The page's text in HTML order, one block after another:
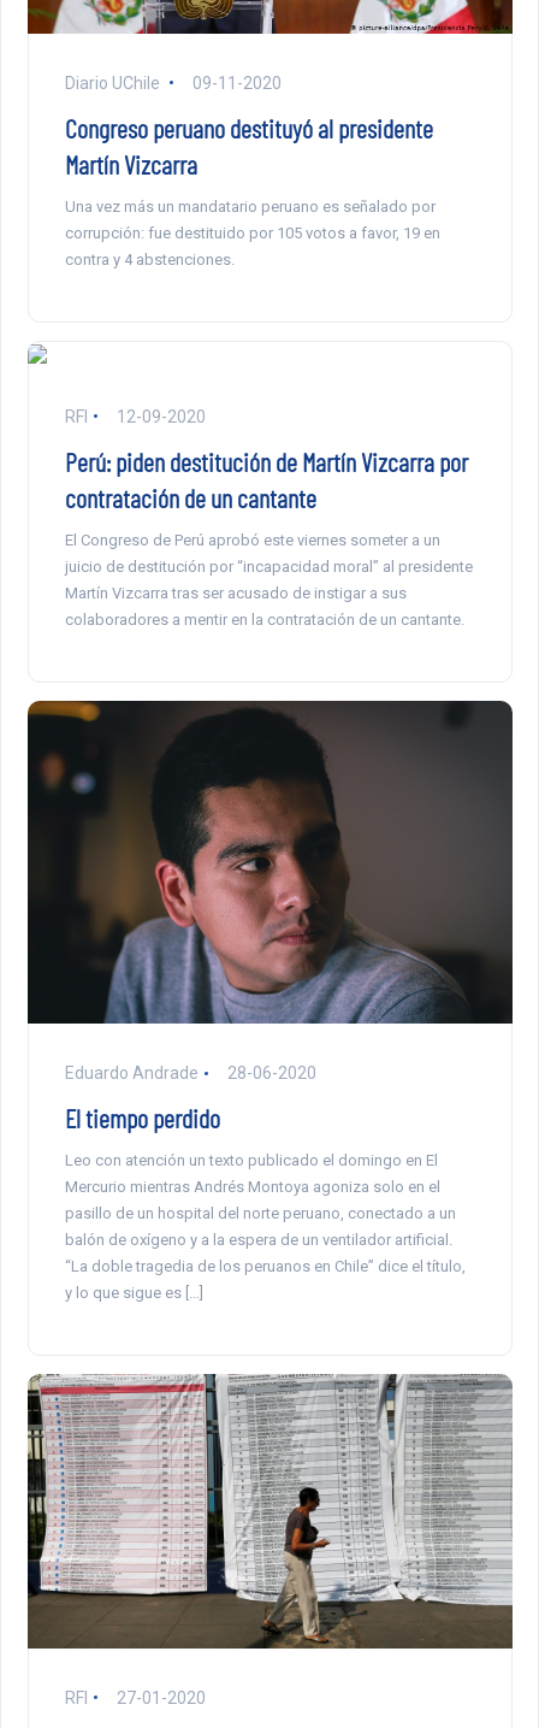
Diario UChile 09-11-2020
Congreso peruano destituyó al presidente
Martín Vizcarra
Una vez más un mandatario peruano es señalado por
corrupción: fue destituido por 105 votos a favor, 19 en
contra y 4 abstenciones.
RFI 12-09-2020
Perú: piden destitución de Martín Vizcarra por
contratación de un cantante
El Congreso de Perú aprobó este viernes someter a un
juicio de destitución por “incapacidad moral” al presidente
Martín Vizcarra tras ser acusado de instigar a sus
colaboradores a mentir en la contratación de un cantante.
Eduardo Andrade 28-06-2020
El tiempo perdido
Leo con atención un texto publicado el domingo en El
Mercurio mientras Andrés Montoya agoniza solo en el
pasillo de un hospital del norte peruano, conectado a un
balón de oxígeno y a la espera de un ventilador artificial.
“La doble tragedia de los peruanos en Chile” dice el título,
y lo que sigue es […]
RFI 27-01-2020